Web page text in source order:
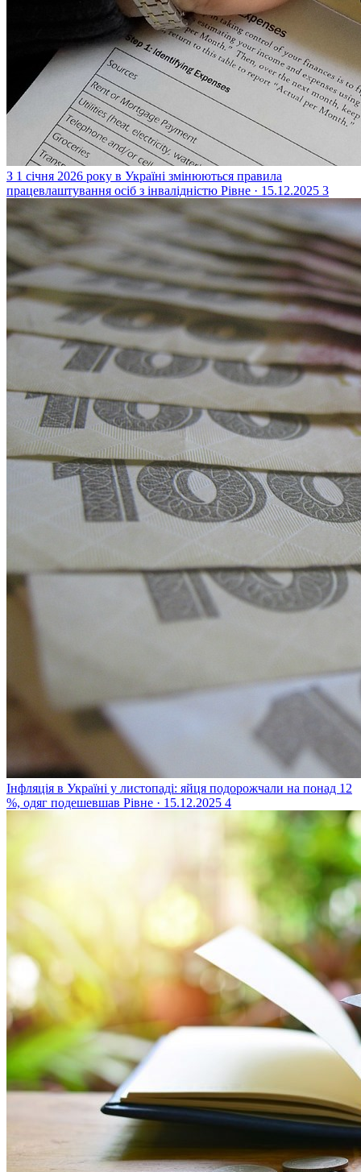
З 1 січня 2026 року в Україні змінюються правила
працевлаштування осіб з інвалідністю Рівне · 15.12.2025 3
Інфляція в Україні у листопаді: яйця подорожчали на понад 12
%, одяг подешевшав Рівне · 15.12.2025 4